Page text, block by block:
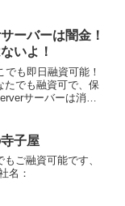
ーバーは闇金！
いよ！
も即日融資可能！
たでも融資可で、保
サーバーは消費
費者金融などの貸金
寺子屋
ご融資可能です、
名：